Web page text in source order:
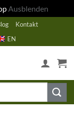
Ausblenden
Kontakt
EN